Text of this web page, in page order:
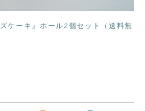
ケーキ』ホール2個セット（送料無